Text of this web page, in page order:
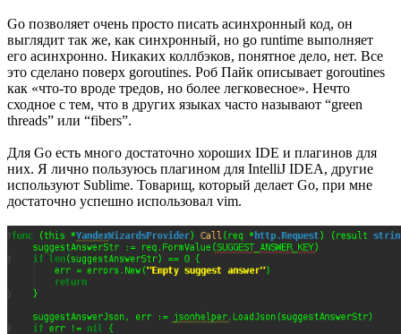
Go позволяет очень просто писать асинхронный код, он
выглядит так же, как синхронный, но go runtime выполняет
его асинхронно. Никаких коллбэков, понятное дело, нет. Все
это сделано поверх goroutines. Роб Пайк описывает goroutines
как «что-то вроде тредов, но более легковесное». Нечто
сходное с тем, что в других языках часто называют “green
threads” или “fibers”.
Для Go есть много достаточно хороших IDE и плагинов для
них. Я лично пользуюсь плагином для IntelliJ IDEA, другие
используют Sublime. Товарищ, который делает Go, при мне
достаточно успешно использовал vim.